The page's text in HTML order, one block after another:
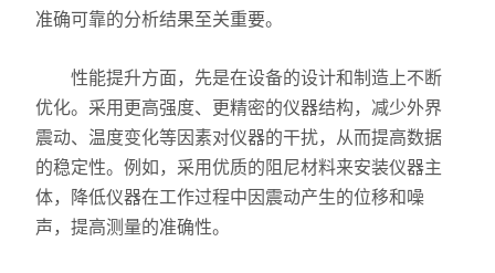
差示/热重/差热/热分析
红外光谱（IR、傅立叶）
扫描探针显微镜/原子力
激光粒度仪、纳米粒度仪
低温恒温器
准确可靠的分析结果至关重要。
性能提升方面，先是在设备的设计和制造上不断
优化。采用更高强度、更精密的仪器结构，减少外界
震动、温度变化等因素对仪器的干扰，从而提高数据
的稳定性。例如，采用优质的阻尼材料来安装仪器主
体，降低仪器在工作过程中因震动产生的位移和噪
声，提高测量的准确性。